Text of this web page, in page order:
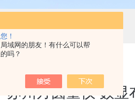
！
域网的朋友！有什么可以帮
吗？
仪，万能试验机，金相设备，内窥镜，无损检测，环境试验，表面涂装检测等精密仪器
苏州方圆量仪 数显